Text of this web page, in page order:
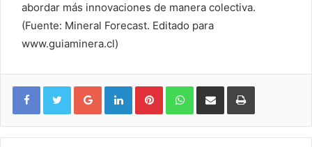
abordar más innovaciones de manera colectiva.
(Fuente: Mineral Forecast. Editado para
www.guiaminera.cl)
Google+ LinkedIn Pinterest WhatsApp